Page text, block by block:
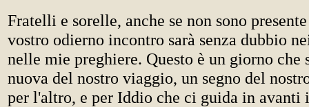
Fratelli e sorelle, anche se non sono
vostro odierno incontro sarà senza dubbio
nelle mie preghiere. Questo è un giorno che
nuova del nostro viaggio, un segno del
per l'altro, e per Iddio che ci guida in avanti